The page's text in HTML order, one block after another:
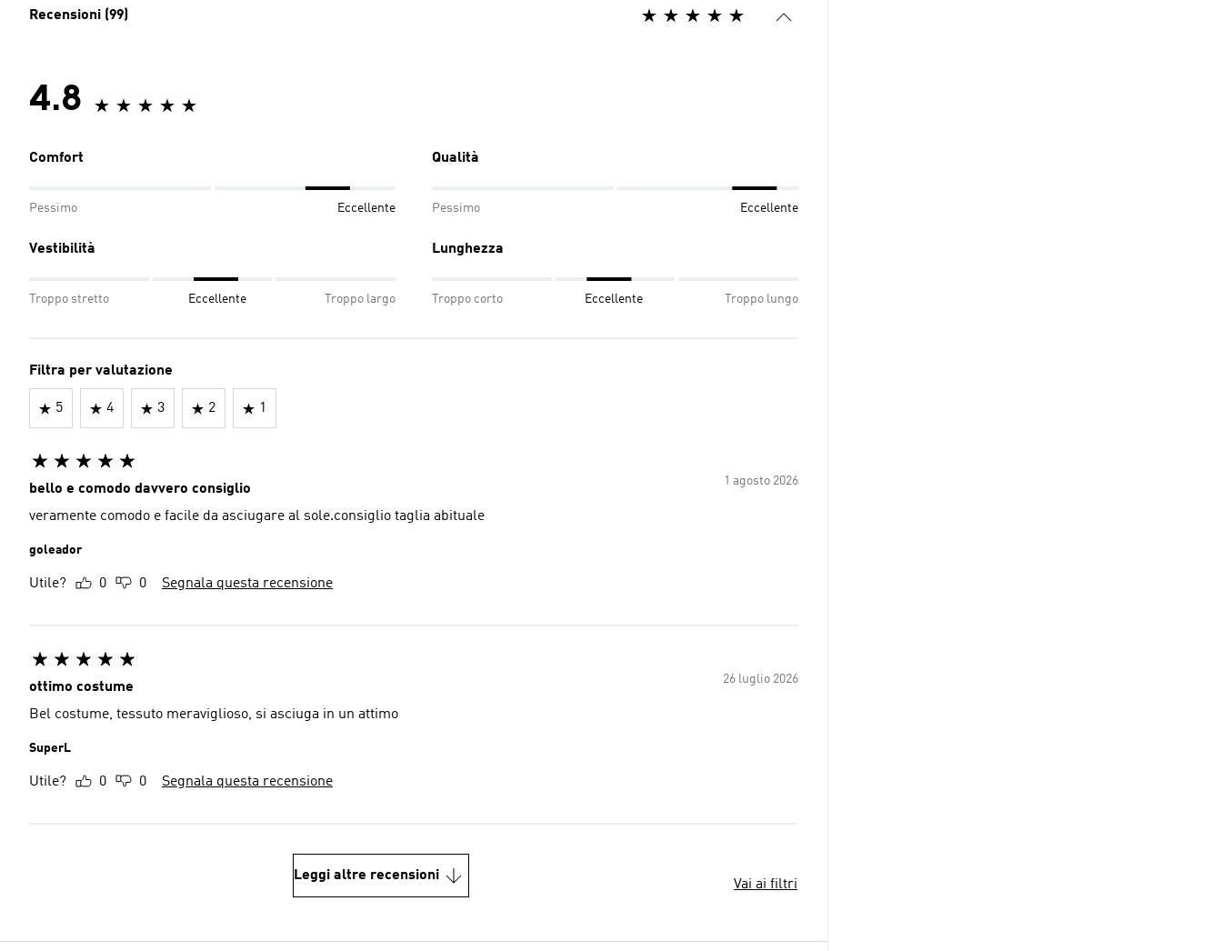
Recensioni (99)
4.8
Comfort
Pessimo Eccellente
Qualità
Pessimo Eccellente
Vestibilità
Troppo stretto Eccellente Troppo largo
Lunghezza
Troppo corto Eccellente Troppo lungo
Filtra per valutazione
5 4 3 2 1
1 agosto 2026
bello e comodo davvero consiglio
veramente comodo e facile da asciugare al sole.consiglio taglia abituale
goleador
Utile? 0 0 Segnala questa recensione
26 luglio 2026
ottimo costume
Bel costume, tessuto meraviglioso, si asciuga in un attimo
SuperL
Utile? 0 0 Segnala questa recensione
Leggi altre recensioni
Vai ai filtri